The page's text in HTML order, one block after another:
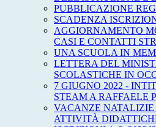
PUBBLICAZIONE
SCADENZA
AGGIORNAMENTO
CASI E CONTATTI
UNA SCUOLA IN
LETTERA DEL
SCOLASTICHE IN
7 GIUGNO 2022 -
STEAM A RAFFAELE
VACANZE NATALIZIE
ATTIVITÀ